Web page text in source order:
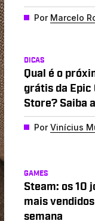
Por Marcelo
DICAS
Qual é o
grátis da Epic
Store? Saiba
PorVinícius
GAMES
Steam: os 10
mais
semana